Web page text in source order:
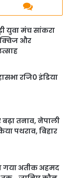
युवा मंच सांकरा
क्विज और
रजि0 इंडिया
बढ़ा तनाव, नेपाली
पथराव, बिहार
गया अतीक अहमद